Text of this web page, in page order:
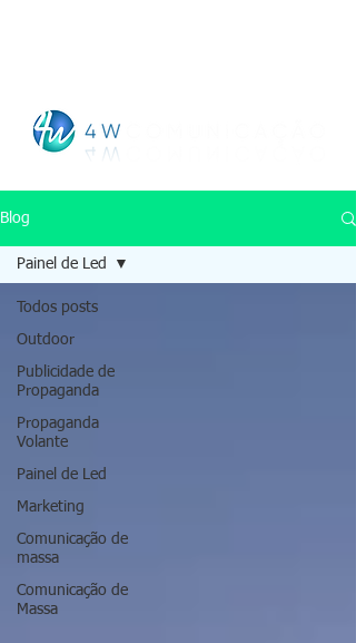
Blog
Todos posts
Outdoor
Publicidade de
Propaganda
Propaganda
Volante
Painel de Led
Marketing
Comunicação de
massa
Comunicação de
Massa
Painel de Led